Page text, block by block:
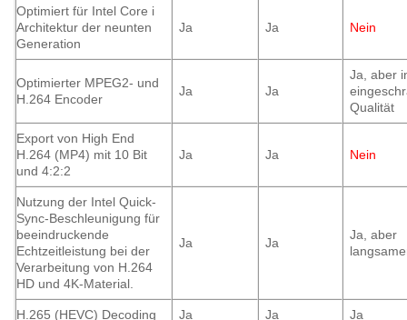
Optimiert für Intel Core i
Architektur der neunten
Generation
Ja Ja Nein
Optimierter MPEG2- und
H.264 Encoder
Ja Ja
Ja, aber
Qualität
Export von High End
H.264 (MP4) mit 10 Bit
und 4:2:2
Ja Ja Nein
Nutzung der Intel Quick-
Sync-Beschleunigung für
beeindruckende
Echtzeitleistung bei der
Verarbeitung von H.264
HD und 4K-Material.
Ja Ja
Ja, aber
H.265 (HEVC) Decoding Ja Ja Ja